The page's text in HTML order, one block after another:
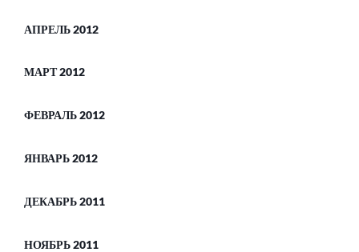
АПРЕЛЬ 2012
МАРТ 2012
ФЕВРАЛЬ 2012
ЯНВАРЬ 2012
ДЕКАБРЬ 2011
НОЯБРЬ 2011